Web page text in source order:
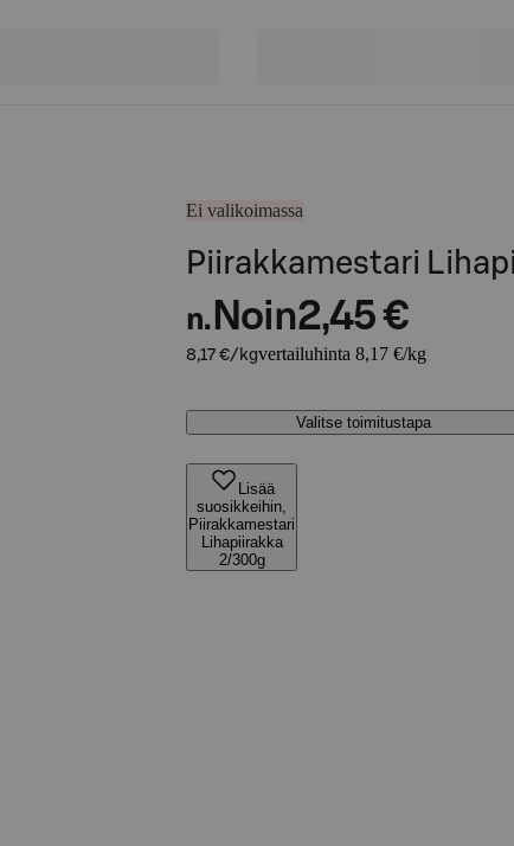
Ei valikoimassa
Piirakkamestari
n. Noin2,45 €
8,17 €/kgvertailuhinta 8,17 €/kg
Valitse toimitustapa
Lisää
suosikkeihin,
Piirakkamestari
Lihapiirakka
2/300g